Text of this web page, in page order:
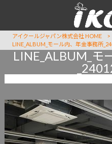
アイクールジャパン株式会社 HOME >
LINE_ALBUM_モール内、年金事務所
LINE_ALBUM_モ